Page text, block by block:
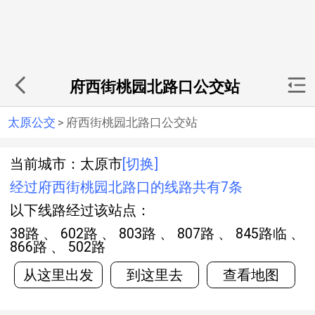
府西街桃园北路口公交站
太原公交 > 府西街桃园北路口公交站
当前城市：太原市 [切换]
经过府西街桃园北路口的线路共有7条
以下线路经过该站点：
38路 、 602路 、 803路 、 807路 、 845路临 、
866路 、 502路
从这里出发
到这里去 查看地图